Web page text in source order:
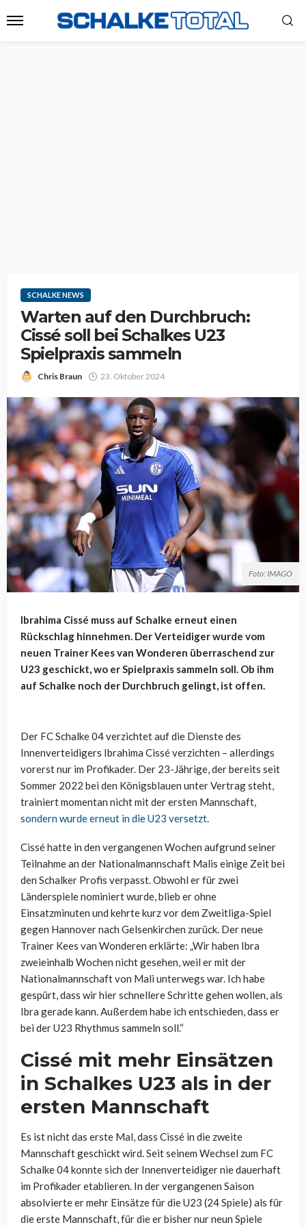
SCHALKE NEWS
Warten auf den Durchbruch:
Cissé soll bei Schalkes U23
Spielpraxis sammeln
Chris Braun 23. Oktober 2024
Foto: IMAGO
Ibrahima Cissé muss auf Schalke erneut einen
Rückschlag hinnehmen. Der Verteidiger wurde vom
neuen Trainer Kees van Wonderen überraschend zur
U23 geschickt, wo er Spielpraxis sammeln soll. Ob ihm
auf Schalke noch der Durchbruch gelingt, ist offen.
Der FC Schalke 04 verzichtet auf die Dienste des
Innenverteidigers Ibrahima Cissé verzichten – allerdings
vorerst nur im Profikader. Der 23-Jährige, der bereits seit
Sommer 2022 bei den Königsblauen unter Vertrag steht,
trainiert momentan nicht mit der ersten Mannschaft,
sondern wurde erneut in die U23 versetzt.
Cissé hatte in den vergangenen Wochen aufgrund seiner
Teilnahme an der Nationalmannschaft Malis einige Zeit bei
den Schalker Profis verpasst. Obwohl er für zwei
Länderspiele nominiert wurde, blieb er ohne
Einsatzminuten und kehrte kurz vor dem Zweitliga-Spiel
gegen Hannover nach Gelsenkirchen zurück. Der neue
Trainer Kees van Wonderen erklärte: „Wir haben Ibra
zweieinhalb Wochen nicht gesehen, weil er mit der
Nationalmannschaft von Mali unterwegs war. Ich habe
gespürt, dass wir hier schnellere Schritte gehen wollen, als
Ibra gerade kann. Außerdem habe ich entschieden, dass er
bei der U23 Rhythmus sammeln soll.“
Cissé mit mehr Einsätzen
in Schalkes U23 als in der
ersten Mannschaft
Es ist nicht das erste Mal, dass Cissé in die zweite
Mannschaft geschickt wird. Seit seinem Wechsel zum FC
Schalke 04 konnte sich der Innenverteidiger nie dauerhaft
im Profikader etablieren. In der vergangenen Saison
absolvierte er mehr Einsätze für die U23 (24 Spiele) als für
die erste Mannschaft, für die er bisher nur neun Spiele